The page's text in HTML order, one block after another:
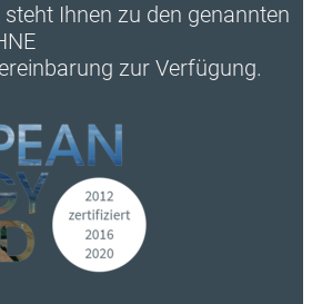
steht Ihnen zu den genannten
zur Verfügung.